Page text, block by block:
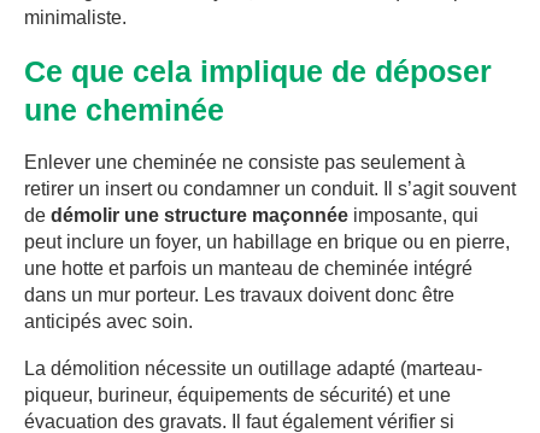
minimaliste.
Ce que cela implique de déposer
une cheminée
Enlever une cheminée ne consiste pas seulement à
retirer un insert ou condamner un conduit. Il s’agit souvent
de démolir une structure maçonnée imposante, qui
peut inclure un foyer, un habillage en brique ou en pierre,
une hotte et parfois un manteau de cheminée intégré
dans un mur porteur. Les travaux doivent donc être
anticipés avec soin.
La démolition nécessite un outillage adapté (marteau-
piqueur, burineur, équipements de sécurité) et une
évacuation des gravats. Il faut également vérifier si